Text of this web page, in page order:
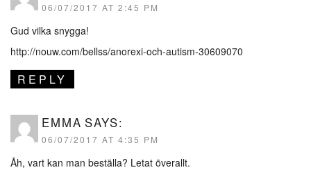
06/07/2017 AT 2:45 PM
Gud vilka snygga!
http://nouw.com/bellss/anorexi-och-autism-30609070
REPLY
EMMA SAYS:
06/07/2017 AT 4:35 PM
Åh, vart kan man beställa? Letat överallt.